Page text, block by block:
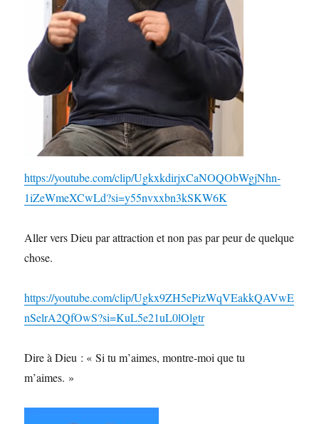
https://youtube.com/clip/UgkxkdirjxCaNOQObWgjNhn-
1iZeWmeXCwLd?si=y55nvxxbn3kSKW6K
Aller vers Dieu par attraction et non pas par peur de quelque
chose.
https://youtube.com/clip/Ugkx9ZH5ePizWqVEakkQAVwE
nSelrA2QfOwS?si=KuL5e21uL0lOlgtr
Dire à Dieu : « Si tu m’aimes, montre-moi que tu
m’aimes. »